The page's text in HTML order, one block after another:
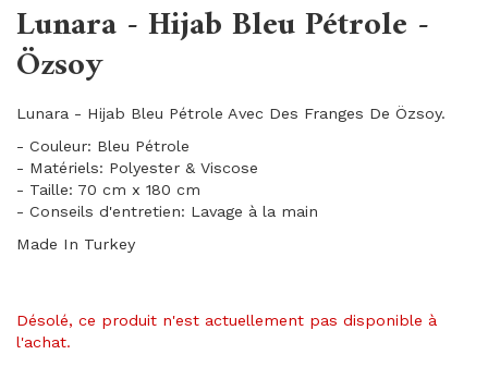
Lunara - Hijab Bleu Pétrole -
Özsoy
Lunara - Hijab Bleu Pétrole Avec Des Franges De Özsoy.
- Couleur: Bleu Pétrole
- Matériels: Polyester & Viscose
- Taille: 70 cm x 180 cm
- Conseils d'entretien: Lavage à la main
Made In Turkey
Désolé, ce produit n'est actuellement pas disponible à
l'achat.